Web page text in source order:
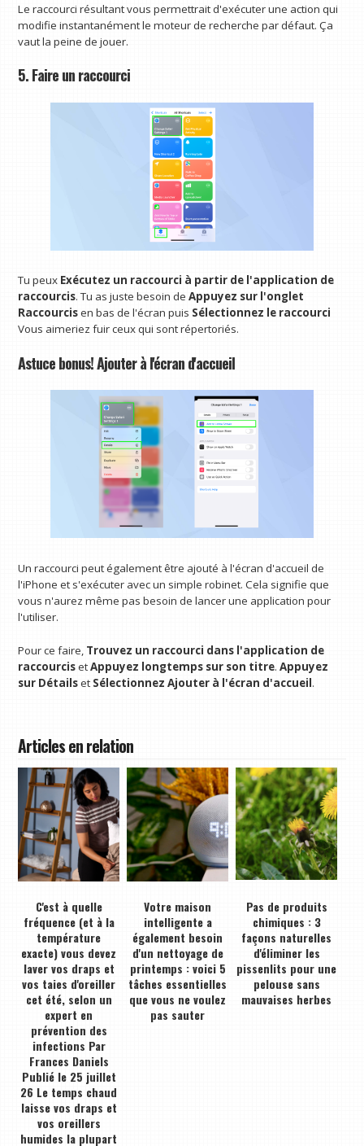
Le raccourci résultant vous permettrait d'exécuter une action qui
modifie instantanément le moteur de recherche par défaut. Ça
vaut la peine de jouer.
5. Faire un raccourci
Tu peux Exécutez un raccourci à partir de l'application de
raccourcis. Tu as juste besoin deAppuyez sur l'onglet
Raccourcisen bas de l'écran puis Sélectionnez le raccourci
Vous aimeriez fuir ceux qui sont répertoriés.
Astuce bonus! Ajouter à l'écran d'accueil
Un raccourci peut également être ajouté à l'écran d'accueil de
l'iPhone et s'exécuter avec un simple robinet. Cela signifie que
vous n'aurez même pas besoin de lancer une application pour
l'utiliser.
Pour ce faire, Trouvez un raccourci dans l'application de
raccourcisetAppuyez longtemps sur son titre.Appuyez
sur Détailset Sélectionnez Ajouter à l'écran d'accueil .
Articles en relation
C'est à quelle
fréquence (et à la
température
exacte) vous devez
laver vos draps et
vos taies d'oreiller
cet été, selon un
expert en
prévention des
infections Par
Frances Daniels
Publié le 25 juillet
26 Le temps chaud
laisse vos draps et
vos oreillers
humides la plupart
Votre maison
intelligente a
également besoin
d'un nettoyage de
printemps : voici 5
tâches essentielles
que vous ne voulez
pas sauter
Pas de produits
chimiques : 3
façons naturelles
d'éliminer les
pissenlits pour une
pelouse sans
mauvaises herbes